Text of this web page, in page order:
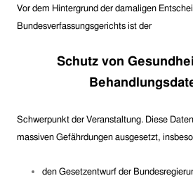
Vor dem Hintergrund der damaligen
Bundesverfassungsgerichts ist der
Schutz von
Schwerpunkt der Veranstaltung. Diese Daten
massiven Gefährdungen ausgesetzt,
den Gesetzentwurf der